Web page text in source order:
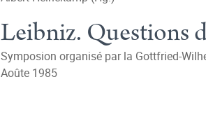
Leibniz. Questions
Symposion organisé par la Gottfried-
Aoûte 1985